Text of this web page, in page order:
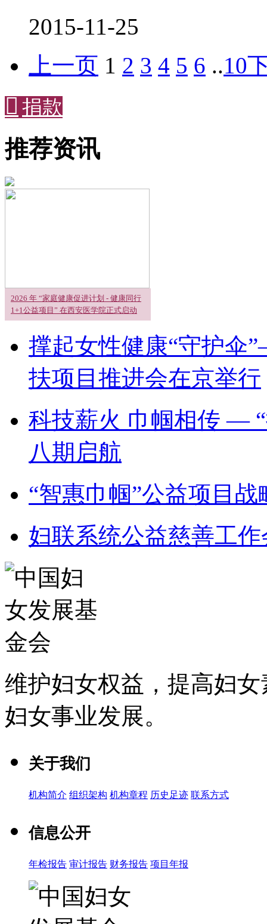
2015-11-25
上一页 1 2 3 4 5 6 ..10
 捐款
推荐资讯
2026 年 “家庭健康促进计划 - 健康同行
1+1公益项目” 在西安医学院正式启动
撑起女性健康“守护伞
扶项目推进会在京举行
科技薪火 巾帼相传 —
八期启航
“智惠巾帼”公益项目
妇联系统公益慈善工
维护妇女权益，提高妇
妇女事业发展。
关于我们
机构简介 组织架构 机构章程 历史足迹 联系方式
信息公开
年检报告 审计报告 财务报告 项目年报